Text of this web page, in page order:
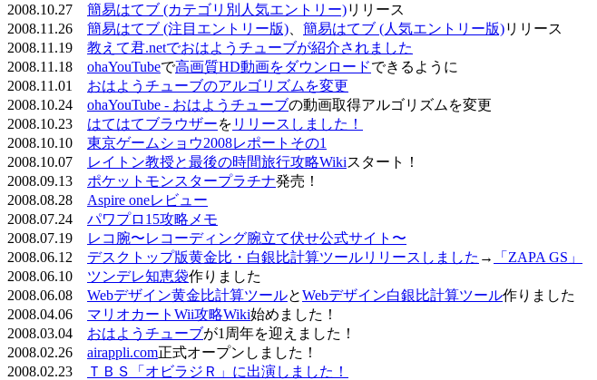
2008.10.27 簡易はてブ (カテゴリ別人気エントリー)リリース
2008.11.26 簡易はてブ (注目エントリー版) 簡易はてブ (人気エントリー版)リリース
2008.11.19 教えて君.netでおはようチューブが紹介されました
2008.11.18 ohaYouTubeで高画質HD動画をダウンロードできるように
2008.11.01 おはようチューブのアルゴリズムを変更
2008.10.24 ohaYouTube - おはようチューブの動画取得アルゴリズムを変更
2008.10.23 はてはてブラウザーを リリースしました！
2008.10.10 東京ゲームショウ2008レポートその1
2008.10.07
レイトン教授と最後の時間旅行攻略Wikiスタート！
2008.09.13 ポケットモンスタープラチナ発売！
2008.08.28 Aspire oneレビュー
2008.07.24 パワプロ15攻略メモ
2008.07.19
レコ腕〜レコーディング腕立て伏せ公式サイト〜
2008.06.12 デスクトップ版黄金比・白銀比計算ツールリリースしました →
「ZAPA GS」
2008.06.10 ツンデレ知恵袋作りました
2008.06.08 Webデザイン黄金比計算ツールとWebデザイン白銀比計算ツール作りました
2008.04.06 マリオカートWii攻略Wiki始めました！
2008.03.04 おはようチューブが1周年を迎えました！
2008.02.26 airappli.com正式オープンしました！
2008.02.23
ＴＢＳ「オビラジＲ」に出演しました！